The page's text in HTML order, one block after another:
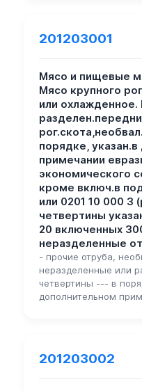
201203001
Мясо и пищевые
Мясо крупного
или охлажденное.
порядке,
примечании
экономического
кроме включ.в
или 0201 10 000 3
четвертины
20 включенных
неразделенные
- прочие отруба,
неразделенные или
четвертины --- в
дополнительном
201203002